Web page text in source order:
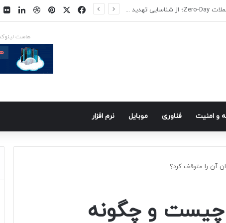
در راه است فیسبوک
ایکس پینتریستدریبببل
هاست
و امنيت فناوری موبايل نرم افزار
آن را متوقف کرد؟
و چگونه